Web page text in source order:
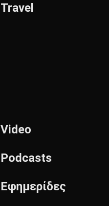
Travel
Video
Podcasts
Εφημερίδες